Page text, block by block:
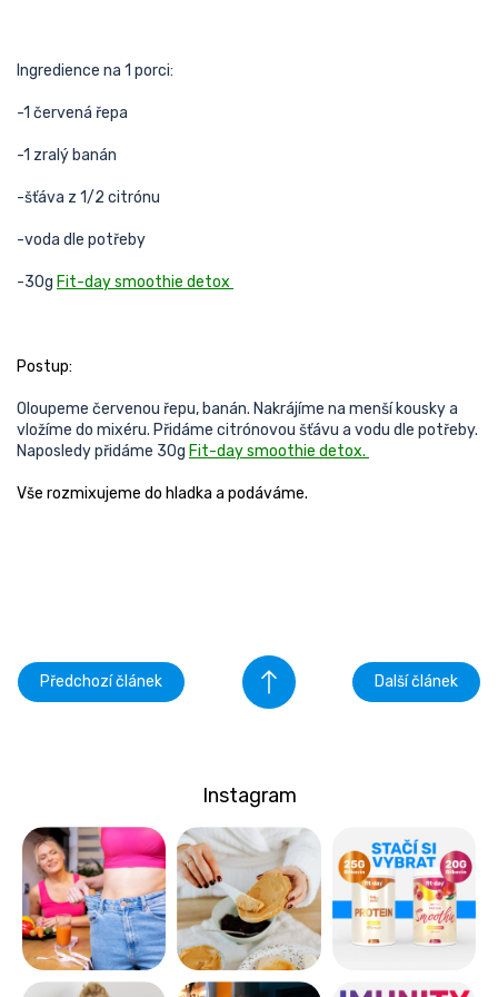
Ingredience na 1 porci:
-1 červená řepa
-1 zralý banán
-šťáva z 1/2 citrónu
-voda dle potřeby
-30g Fit-day smoothie detox
Postup:
Oloupeme červenou řepu, banán. Nakrájíme na menší kousky a
vložíme do mixéru. Přidáme citrónovou šťávu a vodu dle potřeby.
Naposledy přidáme 30g Fit-day smoothie detox.
Vše rozmixujeme do hladka a podáváme.
Předchozí článek Další článek
Instagram